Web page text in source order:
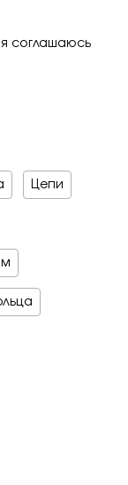
я соглашаюсь
Цепи